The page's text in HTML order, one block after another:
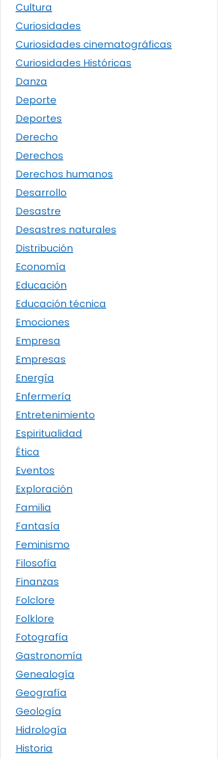
Cultura
Curiosidades
Curiosidades cinematográficas
Curiosidades Históricas
Danza
Deporte
Deportes
Derecho
Derechos
Derechos humanos
Desarrollo
Desastre
Desastres naturales
Distribución
Economía
Educación
Educación técnica
Emociones
Empresa
Empresas
Energía
Enfermería
Entretenimiento
Espiritualidad
Ética
Eventos
Exploración
Familia
Fantasía
Feminismo
Filosofía
Finanzas
Folclore
Folklore
Fotografía
Gastronomía
Genealogía
Geografía
Geología
Hidrología
Historia